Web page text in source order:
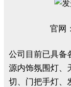
官网
公司目前已具备
源内饰氛围灯、
切、门把手灯、